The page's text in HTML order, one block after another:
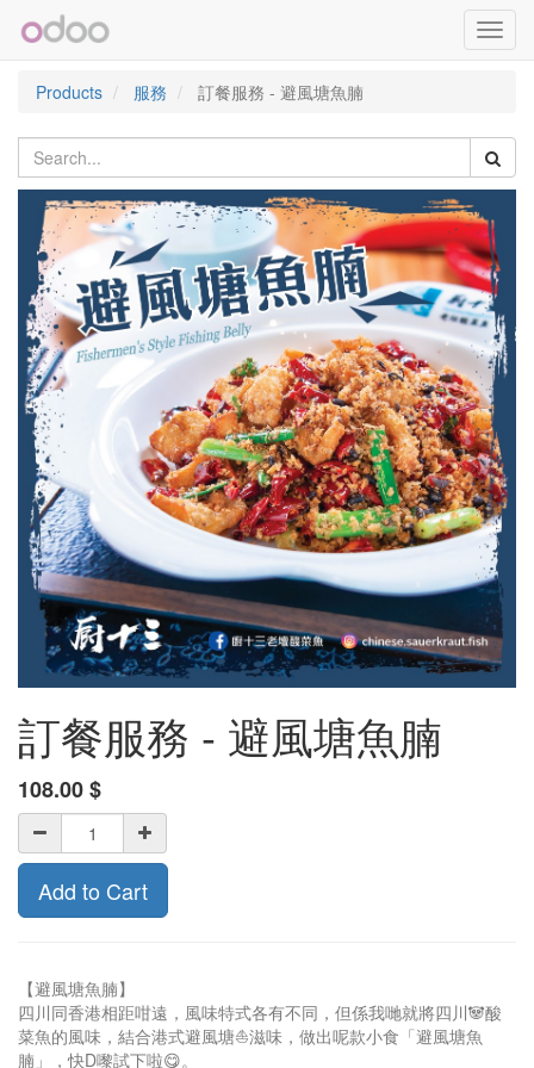
Products
服務 訂餐服務 - 避風塘魚腩
訂餐服務 - 避風塘魚腩
108.00$
Add to Cart
【避風塘魚腩】
四川同香港相距咁遠，風味特式各有不同，但係我哋就將四川🐼酸
菜魚的風味，結合港式避風塘⛵️滋味，做出呢款小食「避風塘魚
腩」，快D嚟試下啦😋。